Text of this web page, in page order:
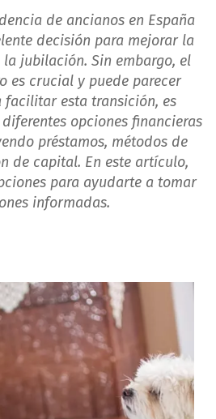
de ancianos en España
decisión para mejorar la
jubilación. Sin embargo, el
es crucial y puede parecer
facilitar esta transición, es
opciones financieras
préstamos, métodos de
de capital. En este artículo,
para ayudarte a tomar
informadas.